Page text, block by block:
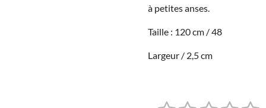
à petites anses.
Taille : 120 cm / 48
Largeur / 2,5 cm